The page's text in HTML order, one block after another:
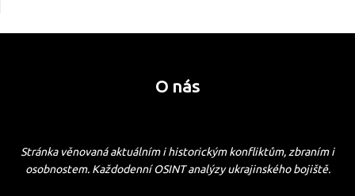
O nás
Stránka věnovaná aktuálním i historickým konfliktům, zbraním i
osobnostem. Každodenní OSINT analýzy ukrajinského bojiště.